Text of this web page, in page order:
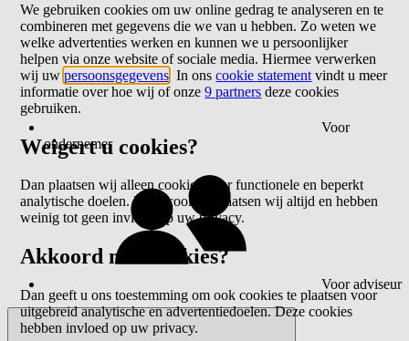
Voor
ondernemer
Voor adviseur
We gebruiken cookies om uw online gedrag te analyseren en te
combineren met gegevens die we van u hebben. Zo weten we
welke advertenties werken en kunnen we u persoonlijker
helpen via onze website of sociale media. Hiermee verwerken
wij uwpersoonsgegevens . In onscookie statement vindt u meer
informatie over hoe wij of onze9 partners deze cookies
gebruiken.
Weigert u cookies?
Dan plaatsen wij alleen cookies voor functionele en beperkt
analytische doelen. Deze cookies plaatsen wij altijd en hebben
weinig tot geen invloed op uw privacy.
Akkoord met cookies?
Dan geeft u ons toestemming om ook cookies te plaatsen voor
uitgebreid analytische en advertentiedoelen. Deze cookies
hebben invloed op uw privacy.